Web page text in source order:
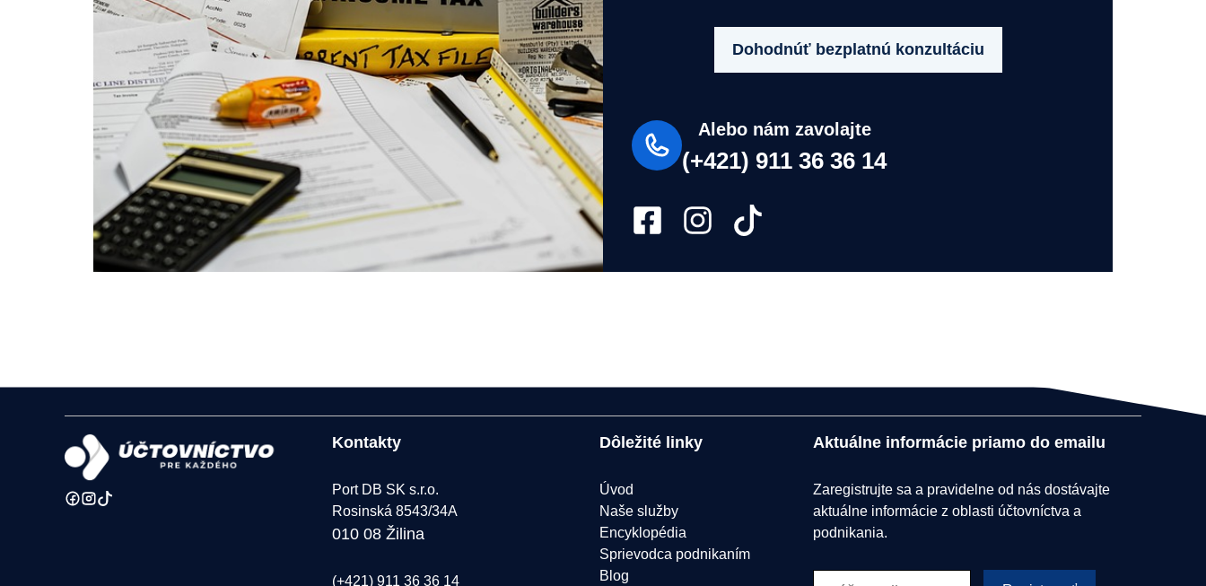
Dohodnúť bezplatnú konzultáciu
Alebo nám zavolajte
(+421) 911 36 36 14
Kontakty
Port DB SK s.r.o.
Rosinská 8543/34A
010 08 Žilina
(+421) 911 36 36 14
Dôležité linky
Úvod
Naše služby
Encyklopédia
Sprievodca podnikaním
Blog
Aktuálne informácie priamo do emailu
Zaregistrujte sa a pravidelne od nás dostávajte
aktuálne informácie z oblasti účtovníctva a
podnikania.